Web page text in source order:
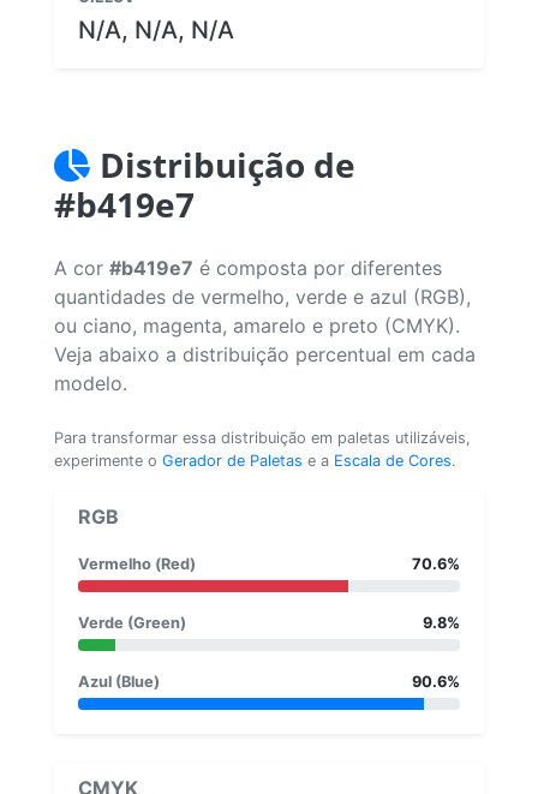
N/A, N/A, N/A
Distribuição de
#b419e7
A cor #b419e7 é composta por diferentes
quantidades de vermelho, verde e azul (RGB),
ou ciano, magenta, amarelo e preto (CMYK).
Veja abaixo a distribuição percentual em cada
modelo.
Para transformar essa distribuição em paletas utilizáveis,
experimente o Gerador de Paletas e a Escala de Cores.
RGB
Vermelho (Red) 70.6%
Verde (Green) 9.8%
Azul (Blue) 90.6%
CMYK